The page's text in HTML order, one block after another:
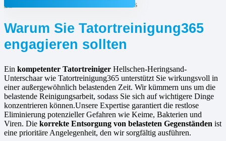
Warum Sie Tatortreinigung365
engagieren sollten
Ein kompetenter Tatortreiniger Hellschen-Heringsand-
Unterschaar wie Tatortreinigung365 unterstützt Sie wirkungsvoll in
einer außergewöhnlich belastenden Zeit. Wir kümmern uns um die
belastende Reinigungsarbeit, sodass Sie sich auf wichtigere Dinge
konzentrieren können.Unsere Expertise garantiert die restlose
Eliminierung potenzieller Gefahren wie Keime, Bakterien und
Viren. Die korrekte Entsorgung von belasteten Gegenständen ist
eine prioritäre Angelegenheit, den wir sorgfältig ausführen.